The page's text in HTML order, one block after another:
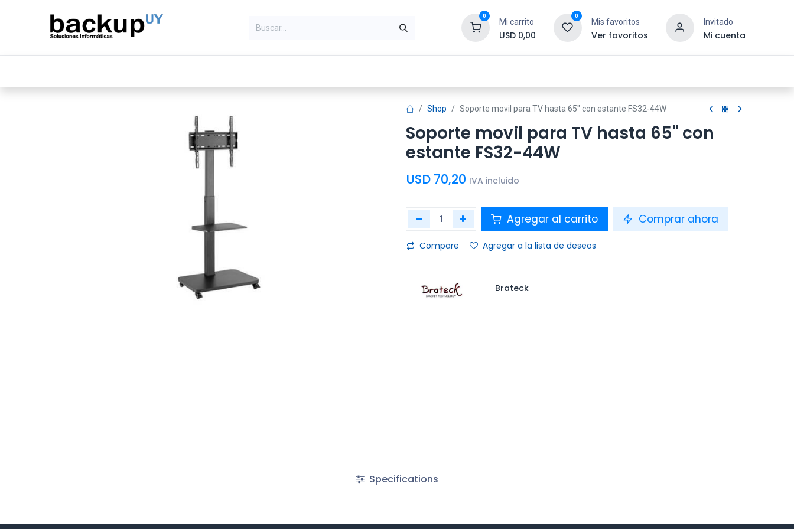
0
Mi carrito
USD 0,00
0
Mis favoritos
Ver favoritos
Invitado
Mi cuenta
Shop Soporte movil para TV hasta 65" con estante FS32-44W
Soporte movil para TV hasta 65" con
estante FS32-44W
USD 70,20 IVA incluido
Agregar al carrito Comprar ahora
Compare Agregar a la lista de deseos
Brateck
Specifications